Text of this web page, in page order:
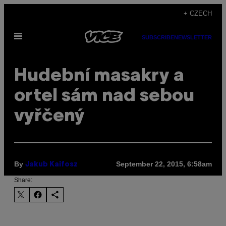
content
+ CZECH
Open
SUBSCRIBENEWSLETTER
Hudební masakry a
ortel sám nad sebou
vyřčený
By Jakub Kaifosz September 22, 2015, 6:58am
Share: